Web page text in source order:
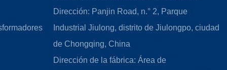
Dirección: Panjin Road, n.° 2, Parque
Industrial Jiulong, distrito de Jiulongpo, ciudad
de Chongqing, China
Dirección de la fábrica: Área de